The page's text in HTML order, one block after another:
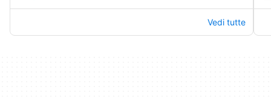
Vedi tutte